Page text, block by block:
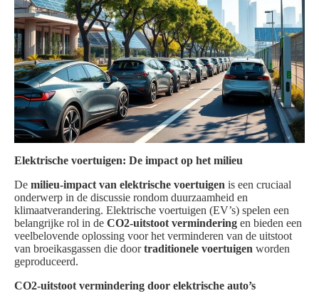
Elektrische voertuigen: De impact op het milieu
De milieu-impact van elektrische voertuigen is een cruciaal
onderwerp in de discussie rondom duurzaamheid en
klimaatverandering. Elektrische voertuigen (EV’s) spelen een
belangrijke rol in de CO2-uitstoot vermindering en bieden een
veelbelovende oplossing voor het verminderen van de uitstoot
van broeikasgassen die doortraditionele voertuigen worden
geproduceerd.
CO2-uitstoot vermindering door elektrische auto’s